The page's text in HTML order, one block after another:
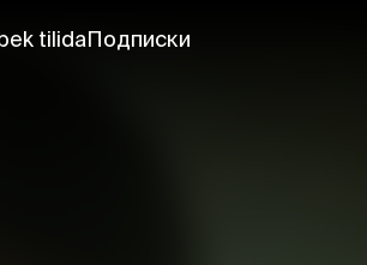
tilidaПодписки